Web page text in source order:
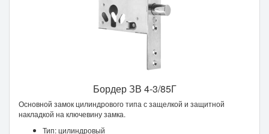
Бордер ЗВ 4-3/85Г
Основной замок цилиндрового типа с защелкой и защитной
накладкой на ключевину замка.
Тип: цилиндровый